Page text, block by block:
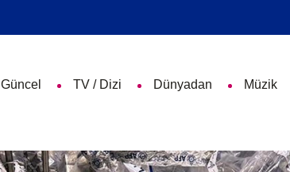
Güncel TV / Dizi Dünyadan Müzik